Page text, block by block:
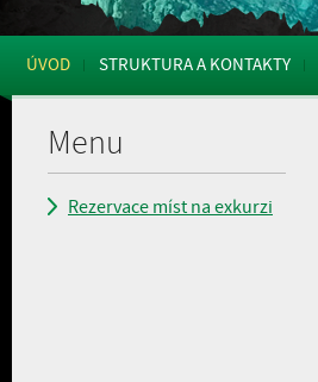
ÚVOD STRUKTURA A KONTAKTY
Menu
Rezervace míst na exkurzi